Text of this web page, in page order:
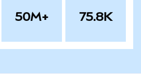
50M+ 75.8K